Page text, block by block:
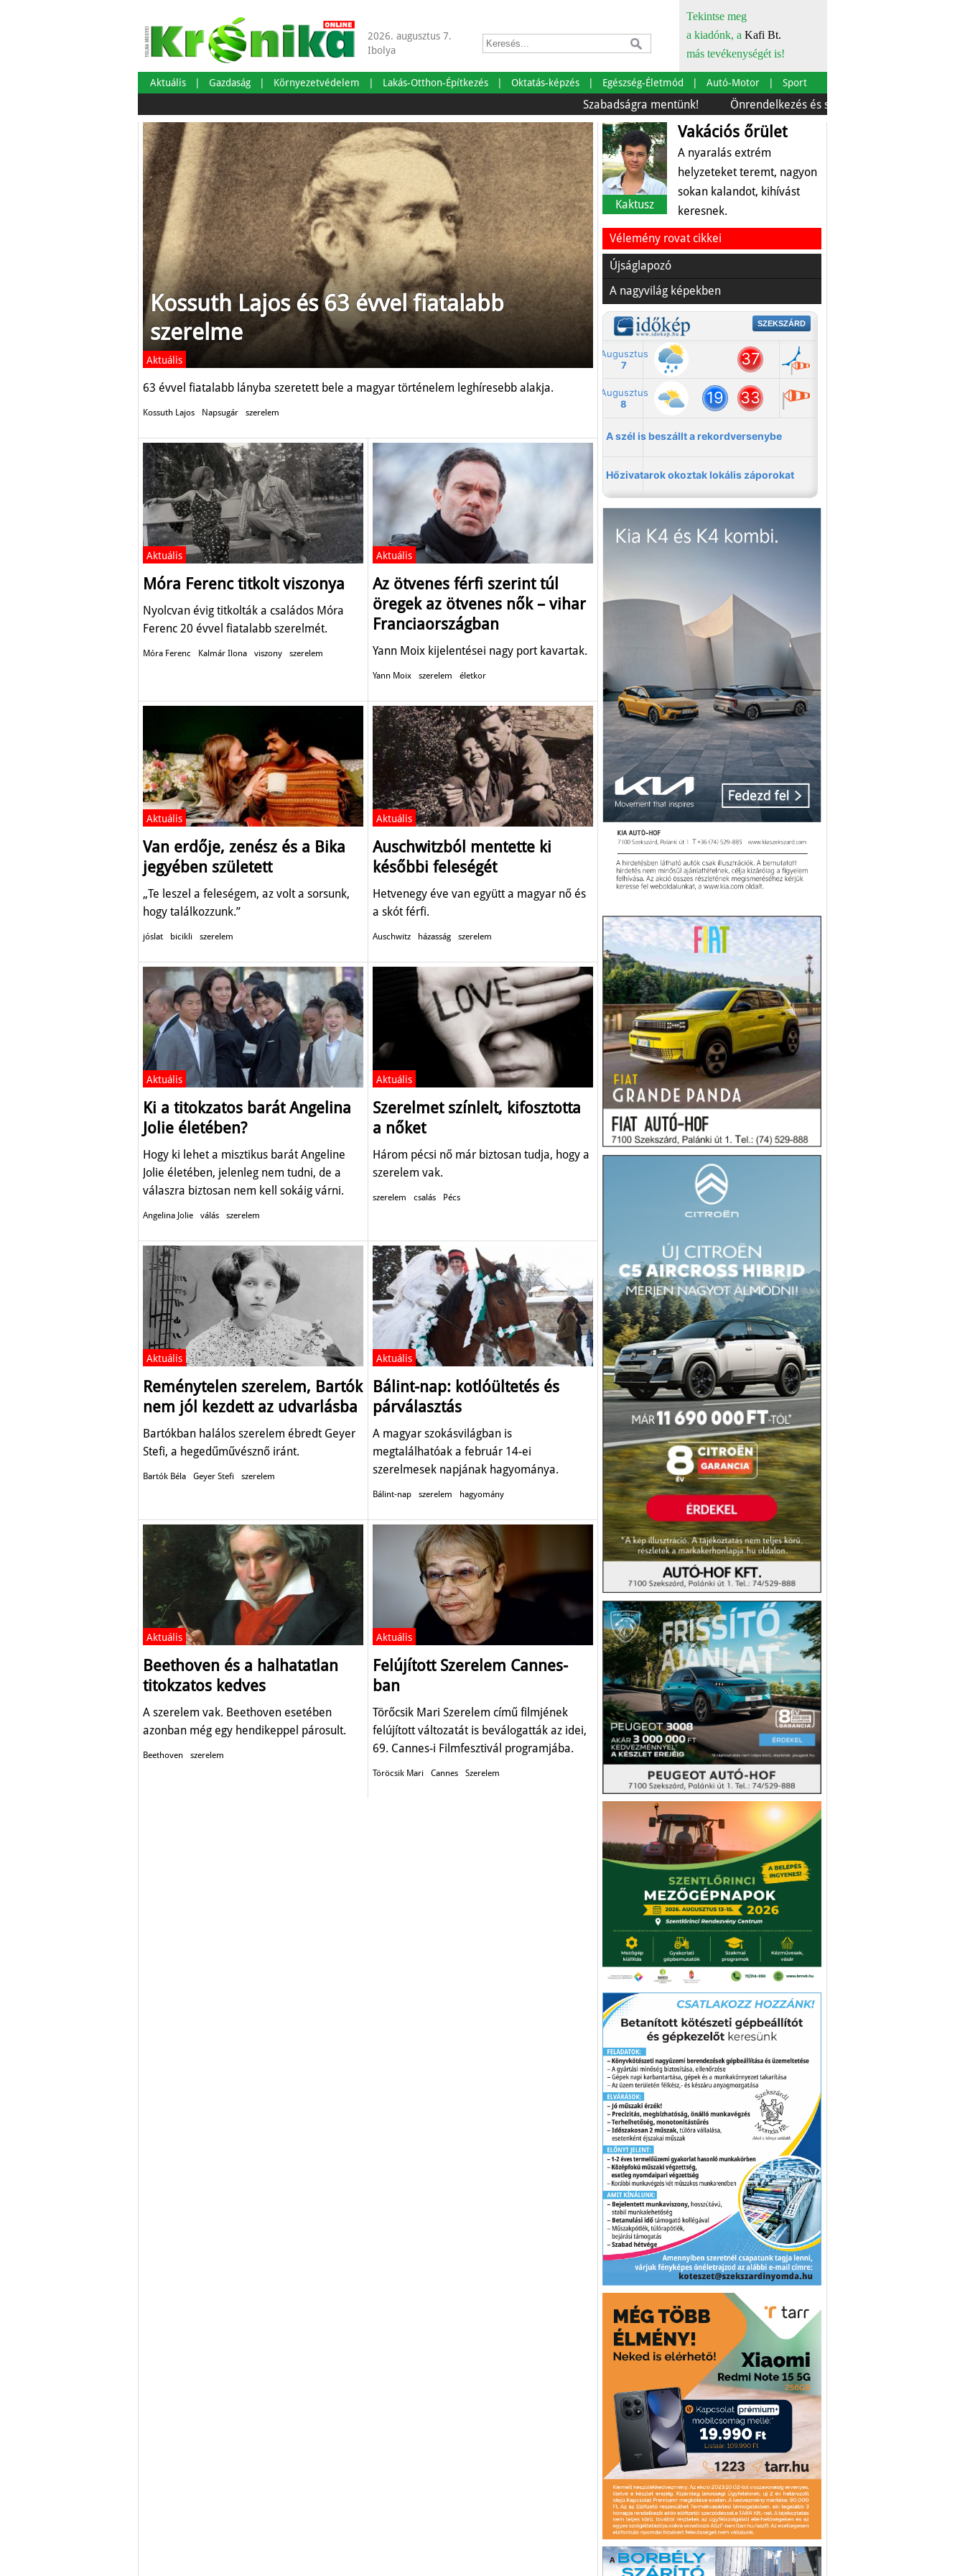
2026. augusztus 7.
Ibolya
Tekintse meg
a kiadónk, a Kafi Bt.
más tevékenységét is!
Aktuális Gazdaság Környezetvédelem Lakás-Otthon-Építkezés Oktatás-képzés Egészség-Életmód Autó-Motor Sport
Szabadságra mentünk! Önrendelkezés és szürkebarát
Kossuth Lajos és 63 évvel fiatalabb
szerelme
Aktuális
63 évvel fiatalabb lányba szeretett bele a magyar történelem leghíresebb alakja.
Kossuth Lajos Napsugár szerelem
Aktuális
Móra Ferenc titkolt viszonya
Nyolcvan évig titkolták a családos Móra
Ferenc 20 évvel fiatalabb szerelmét.
Móra Ferenc Kalmár Ilona viszony szerelem
Aktuális
Az ötvenes férfi szerint túl
öregek az ötvenes nők – vihar
Franciaországban
Yann Moix kijelentései nagy port kavartak.
Yann Moix szerelem életkor
Aktuális
Van erdője, zenész és a Bika
jegyében született
„Te leszel a feleségem, az volt a sorsunk,
hogy találkozzunk.”
jóslat bicikli szerelem
Aktuális
Auschwitzból mentette ki
későbbi feleségét
Hetvenegy éve van együtt a magyar nő és
a skót férfi.
Auschwitz házasság szerelem
Aktuális
Ki a titokzatos barát Angelina
Jolie életében?
Hogy ki lehet a misztikus barát Angeline
Jolie életében, jelenleg nem tudni, de a
válaszra biztosan nem kell sokáig várni.
Angelina Jolie válás szerelem
Aktuális
Szerelmet színlelt, kifosztotta
a nőket
Három pécsi nő már biztosan tudja, hogy a
szerelem vak.
szerelem csalás Pécs
Aktuális
Reménytelen szerelem, Bartók
nem jól kezdett az udvarlásba
Bartókban halálos szerelem ébredt Geyer
Stefi, a hegedűművésznő iránt.
Bartók Béla Geyer Stefi szerelem
Aktuális
Bálint-nap: kotlóültetés és
párválasztás
A magyar szokásvilágban is
megtalálhatóak a február 14-ei
szerelmesek napjának hagyománya.
Bálint-nap szerelem hagyomány
Aktuális
Beethoven és a halhatatlan
titokzatos kedves
A szerelem vak. Beethoven esetében
azonban még egy hendikeppel párosult.
Beethoven szerelem
Aktuális
Felújított Szerelem Cannes-
ban
Törőcsik Mari Szerelem című filmjének
felújított változatát is beválogatták az idei,
69. Cannes-i Filmfesztivál programjába.
Töröcsik Mari Cannes Szerelem
Kaktusz
Vakációs őrület
A nyaralás extrém
helyzeteket teremt, nagyon
sokan kalandot, kihívást
keresnek.
Vélemény rovat cikkei
Újságlapozó
A nagyvilág képekben